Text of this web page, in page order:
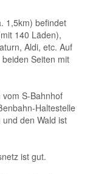
1,5km) befindet
140 Läden),
Aldi, etc. Auf
Seiten mit
S-Bahnhof
Haltestelle
den Wald ist
ist gut.